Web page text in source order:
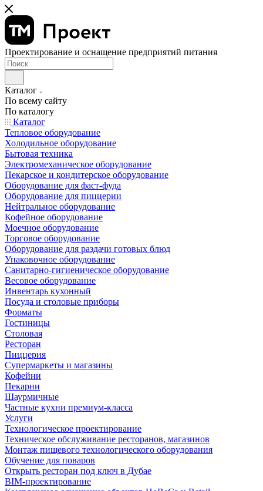
Проектирование и оснащение предприятий питания
Каталог
По всему сайту
По каталогу
Каталог
Тепловое оборудование
Холодильное оборудование
Бытовая техника
Электромеханическое оборудование
Пекарское и кондитерское оборудование
Оборудование для фаст-фуда
Оборудование для пиццерии
Нейтральное оборудование
Кофейное оборудование
Моечное оборудование
Торговое оборудование
Оборудование для раздачи готовых блюд
Упаковочное оборудование
Санитарно-гигиеническое оборудование
Весовое оборудование
Инвентарь кухонный
Посуда и столовые приборы
Форматы
Гостиницы
Столовая
Ресторан
Пиццерия
Супермаркеты и магазины
Кофейни
Пекарни
Шаурмичные
Частные кухни премиум-класса
Услуги
Технологическое проектирование
Техническое обслуживание ресторанов, магазинов
Монтаж пищевого технологического оборудования
Обучение для поваров
Открыть ресторан под ключ в Дубае
BIM-проектирование